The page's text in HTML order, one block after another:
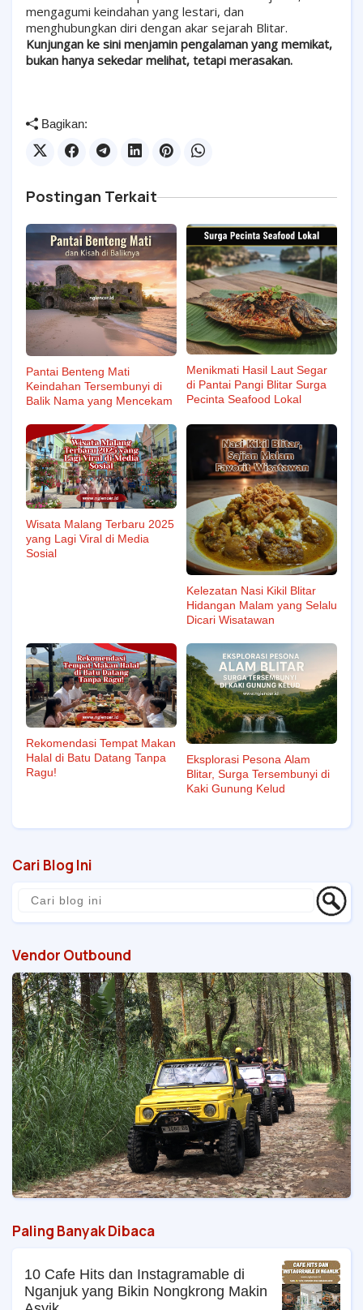
mengagumi keindahan yang lestari, dan
menghubungkan diri dengan akar sejarah Blitar.
Kunjungan ke sini menjamin pengalaman yang memikat,
bukan hanya sekedar melihat, tetapi merasakan.
Bagikan:
Postingan Terkait
Pantai Benteng Mati
Keindahan Tersembunyi di
Balik Nama yang Mencekam
Menikmati Hasil Laut Segar
di Pantai Pangi Blitar Surga
Pecinta Seafood Lokal
Wisata Malang Terbaru 2025
yang Lagi Viral di Media
Sosial
Kelezatan Nasi Kikil Blitar
Hidangan Malam yang Selalu
Dicari Wisatawan
Rekomendasi Tempat Makan
Halal di Batu Datang Tanpa
Ragu!
Eksplorasi Pesona Alam
Blitar, Surga Tersembunyi di
Kaki Gunung Kelud
Cari Blog Ini
Vendor Outbound
Paling Banyak Dibaca
10 Cafe Hits dan Instagramable di
Nganjuk yang Bikin Nongkrong Makin